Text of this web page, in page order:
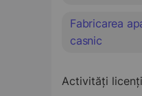
Fabricarea
casnic
Activități